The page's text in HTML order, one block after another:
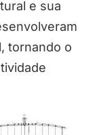
e sua
tornando o